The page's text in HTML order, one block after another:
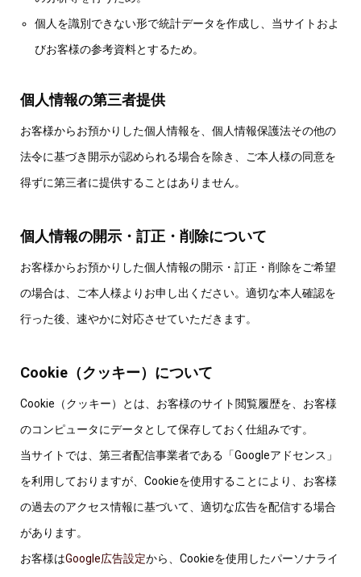
個人を識別できない形で統計データを作成し、当サイトおよ
びお客様の参考資料とするため。
個人情報の第三者提供
お客様からお預かりした個人情報を、個人情報保護法その他の
法令に基づき開示が認められる場合を除き、ご本人様の同意を
得ずに第三者に提供することはありません。
個人情報の開示・訂正・削除について
お客様からお預かりした個人情報の開示・訂正・削除をご希望
の場合は、ご本人様よりお申し出ください。適切な本人確認を
行った後、速やかに対応させていただきます。
Cookie（クッキー）について
Cookie（クッキー）とは、お客様のサイト閲覧履歴を、お客様
のコンピュータにデータとして保存しておく仕組みです。
当サイトでは、第三者配信事業者である「Googleアドセンス」
を利用しておりますが、Cookieを使用することにより、お客様
の過去のアクセス情報に基づいて、適切な広告を配信する場合
があります。
お客様はGoogle広告設定から、Cookieを使用したパーソナライ